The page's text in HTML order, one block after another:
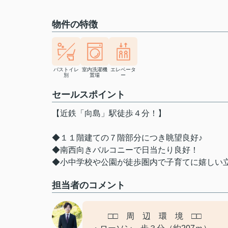
物件の特徴
バストイレ
別
室内洗濯機
置場
エレベータ
ー
セールスポイント
【近鉄「向島」駅徒歩４分！】
◆１１階建ての７階部分につき眺望良好♪
◆南西向きバルコニーで日当たり良好！
◆小中学校や公園が徒歩圏内で子育てに嬉しい
担当者のコメント
□□ 周 辺 環 境 □□